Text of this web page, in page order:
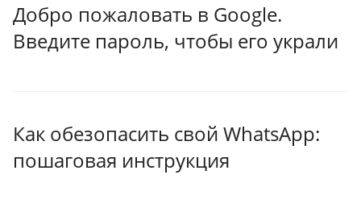
Добро пожаловать в Google.
Введите пароль, чтобы его украли
Как обезопасить свой WhatsApp:
пошаговая инструкция